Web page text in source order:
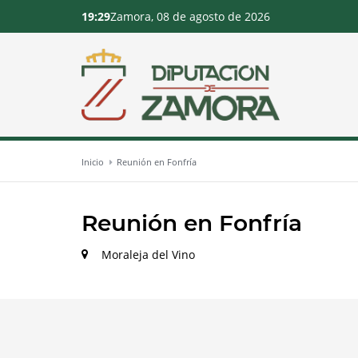
19:29Zamora, 08 de agosto de 2026
Inicio Reunión en Fonfría
Reunión en Fonfría
Moraleja del Vino